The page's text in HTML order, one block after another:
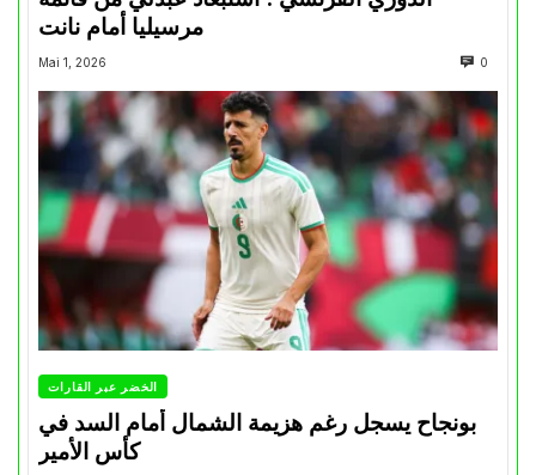
مرسيليا أمام نانت
Mai 1, 2026 0
الخضر عبر القارات
بونجاح يسجل رغم هزيمة الشمال أمام السد في
كأس الأمير